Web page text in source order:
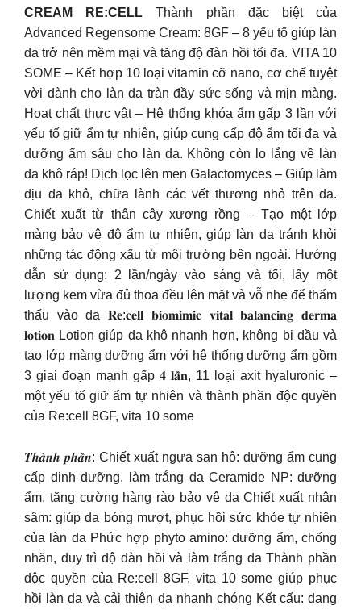
CREAM RE:CELL Thành phần đặc biệt của
Advanced Regensome Cream: 8GF – 8 yếu tố giúp làn
da trở nên mềm mại và tăng độ đàn hồi tối đa. VITA 10
SOME – Kết hợp 10 loại vitamin cỡ nano, cơ chế tuyệt
vời dành cho làn da tràn đầy sức sống và mịn màng.
Hoạt chất thực vật – Hệ thống khóa ẩm gấp 3 lần với
yếu tố giữ ẩm tự nhiên, giúp cung cấp độ ẩm tối đa và
dưỡng ẩm sâu cho làn da. Không còn lo lắng về làn
da khô ráp! Dịch lọc lên men Galactomyces – Giúp làm
dịu da khô, chữa lành các vết thương nhỏ trên da.
Chiết xuất từ thân cây xương rồng – Tạo một lớp
màng bảo vệ độ ẩm tự nhiên, giúp làn da tránh khỏi
những tác động xấu từ môi trường bên ngoài. Hướng
dẫn sử dụng: 2 lần/ngày vào sáng và tối, lấy một
lượng kem vừa đủ thoa đều lên mặt và vỗ nhẹ để thẩm
thấu vào da 𝐑𝐞:𝐜𝐞𝐥𝐥 𝐛𝐢𝐨𝐦𝐢𝐦𝐢𝐜 𝐯𝐢𝐭𝐚𝐥 𝐛𝐚𝐥𝐚𝐧𝐜𝐢𝐧𝐠 𝐝𝐞𝐫𝐦𝐚
𝐥𝐨𝐭𝐢𝐨𝐧 Lotion giúp da khô nhanh hơn, không bị dầu và
tạo lớp màng dưỡng ẩm với hệ thống dưỡng ẩm gồm
3 giai đoạn mạnh gấp 𝟒 𝐥𝐚̂̀𝐧, 11 loại axit hyaluronic –
một yếu tố giữ ẩm tự nhiên và thành phần độc quyền
của Re:cell 8GF, vita 10 some
𝑻𝒉𝒂̀𝒏𝒉 𝒑𝒉𝒂̂̀𝒏: Chiết xuất ngựa san hô: dưỡng ẩm cung
cấp dinh dưỡng, làm trắng da Ceramide NP: dưỡng
ẩm, tăng cường hàng rào bảo vệ da Chiết xuất nhân
sâm: giúp da bóng mượt, phục hồi sức khỏe tự nhiên
của làn da Phức hợp phyto amino: dưỡng ẩm, chống
nhăn, duy trì độ đàn hồi và làm trắng da Thành phần
độc quyền của Re:cell 8GF, vita 10 some giúp phục
hồi làn da và cải thiện da nhanh chóng Kết cấu: dạng